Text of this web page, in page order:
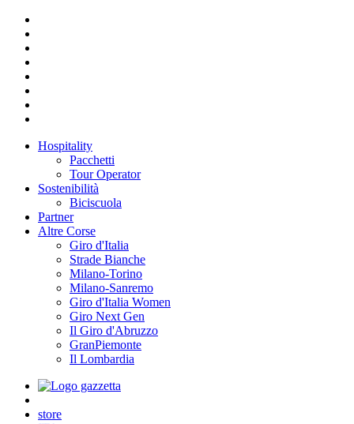
Hospitality
Pacchetti
Tour Operator
Sostenibilità
Biciscuola
Partner
Altre Corse
Giro d'Italia
Strade Bianche
Milano-Torino
Milano-Sanremo
Giro d'Italia Women
Giro Next Gen
Il Giro d'Abruzzo
GranPiemonte
Il Lombardia
store